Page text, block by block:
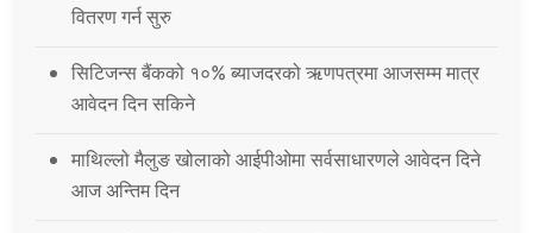
वितरण गर्न सुरु
सिटिजन्स बैंकको १०% ब्याजदरको ऋणपत्रमा आजसम्म मात्र
आवेदन दिन सकिने
माथिल्लो मैलुङ खोलाको आईपीओमा सर्वसाधारणले आवेदन दिने
आज अन्तिम दिन